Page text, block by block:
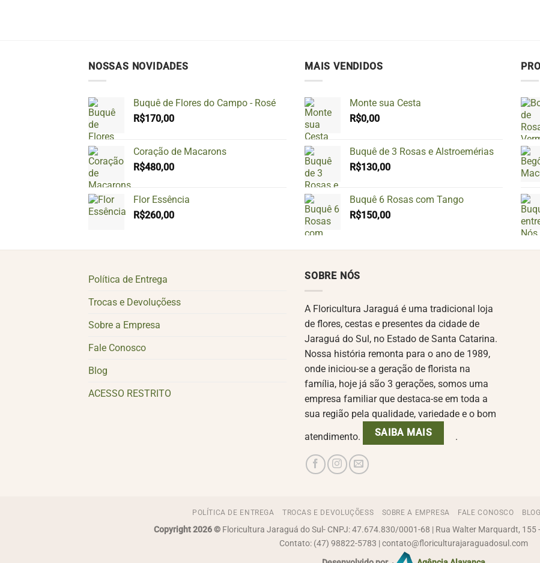
NOSSAS NOVIDADES
Buquê de Flores do Campo - Rosé
R$170,00
Coração de Macarons
R$480,00
Flor Essência
R$260,00
MAIS VENDIDOS
Monte sua Cesta
R$0,00
Buquê de 3 Rosas e Alstroemérias
R$130,00
Buquê 6 Rosas com Tango
R$150,00
Política de Entrega
Trocas e Devoluçõess
Sobre a Empresa
Fale Conosco
Blog
ACESSO RESTRITO
SOBRE NÓS
A Floricultura Jaraguá é uma tradicional loja
de flores, cestas e presentes da cidade de
Jaraguá do Sul, no Estado de Santa Catarina.
Nossa história remonta para o ano de 1989,
onde iniciou-se a geração de florista na
família, hoje já são 3 gerações, somos uma
empresa familiar que destaca-se em toda a
sua região pela qualidade, variedade e o bom
atendimento. SAIBA MAIS .
POLÍTICA DE ENTREGA TROCAS E DEVOLUÇÕESS SOBRE A EMPRESA FALE CONOSCO BLOG
Copyright 2026 © Floricultura Jaraguá do Sul- CNPJ: 47.674.830/0001-68 | Rua Walter Marquardt, 155
Contato: (47) 98822-5783 | contato@floriculturajaraguadosul.com